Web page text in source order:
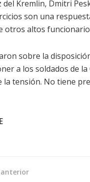
del Kremlin, Dmitri
son una
otros altos
sobre la
a los soldados de
la tensión. No tiene
anterior